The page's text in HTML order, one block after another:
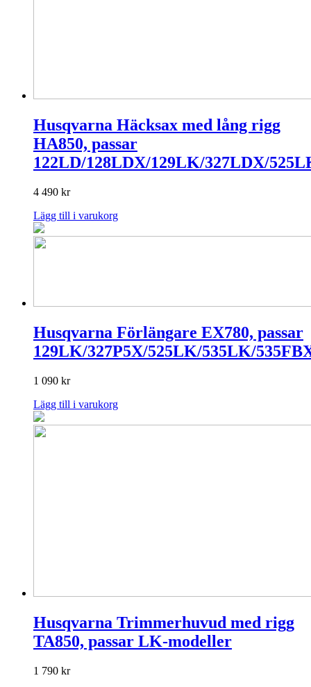
Husqvarna Häcksax med lång rigg
HA850, passar
122LD/128LDX/129LK/327LDX/
4 490 kr
Lägg till i varukorg
Husqvarna Förlängare EX780, passar
129LK/327P5X/525LK/535LK/
1 090 kr
Lägg till i varukorg
Husqvarna Trimmerhuvud med rigg
TA850, passar LK-modeller
1 790 kr